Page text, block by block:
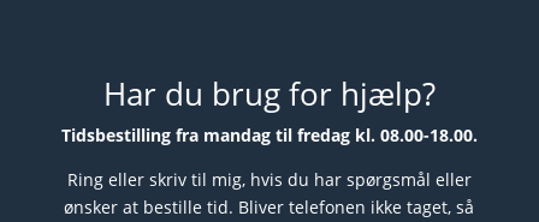
Har du brug for hjælp?
Tidsbestilling fra mandag til fredag kl. 08.00-18.00.
Ring eller skriv til mig, hvis du har spørgsmål eller
ønsker at bestille tid. Bliver telefonen ikke taget, så